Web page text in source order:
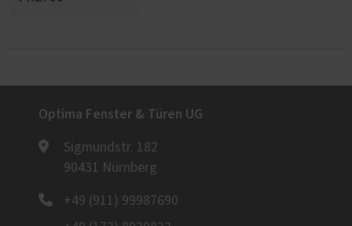
Optima Fenster & Türen UG
Sigmundstr. 182
90431 Nürnberg
+49 (911) 99987690